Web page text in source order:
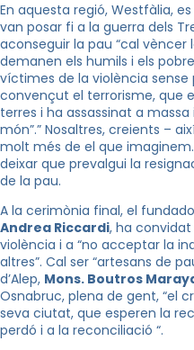
En aquesta regió, Westfàlia,
van posar fi a la guerra dels
aconseguir la pau “cal vèncer
demanen els humils i els
víctimes de la violència sense
convençut el terrorisme, que
terres i ha assassinat a
món”.” Nosaltres, creients –
molt més de el que
deixar que prevalgui la
de la pau.
A la cerimònia final, el
Andrea Riccardi, ha convidat
violència i a “no acceptar la
altres”. Cal ser “artesans de
d’Alep, Mons. Boutros
Osnabruc, plena de gent, “el
seva ciutat, que esperen la
perdó i a la reconciliació “.